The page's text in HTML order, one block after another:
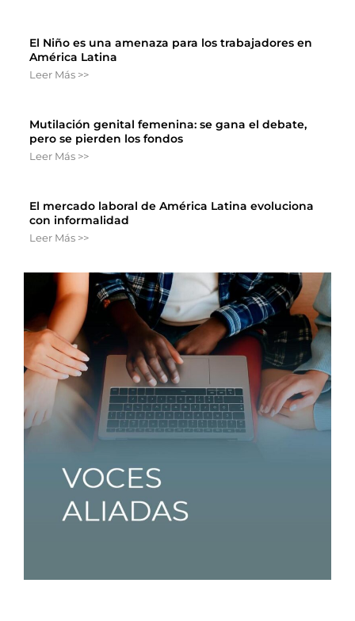
El Niño es una amenaza para los trabajadores en
América Latina
Leer Más >>
Mutilación genital femenina: se gana el debate,
pero se pierden los fondos
Leer Más >>
El mercado laboral de América Latina evoluciona
con informalidad
Leer Más >>